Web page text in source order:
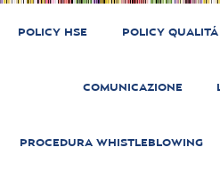
POLICY HSE POLICY QUALITÁ
COMUNICAZIONE
PROCEDURA WHISTLEBLOWING